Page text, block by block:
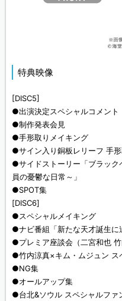
特典映像
[DISC5]
●出演決定スペシャルコメント
●制作発表会見
●手形取りメイキング
●サイン入り銅板レリーフ 手
●サイドストーリー「ブラッ
員の憂鬱な日常～」
●SPOT集
[DISC6]
●スペシャルメイキング
●ナビ番組「新たな天才誕生に
●プレミア座談会（二宮和也 竹
●竹内涼真×キム・ムジュン ス
●NG集
●オールアップ集
●台北&ソウル スペシャルファ